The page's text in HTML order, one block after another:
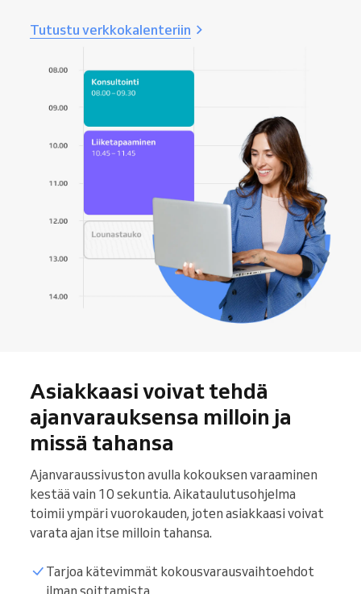
Tutustu verkkokalenteriin
Asiakkaasi voivat tehdä
ajanvarauksensa milloin ja
missä tahansa
Ajanvaraussivuston avulla kokouksen varaaminen
kestää vain 10 sekuntia. Aikataulutusohjelma
toimii ympäri vuorokauden, joten asiakkaasi voivat
varata ajan itse milloin tahansa.
Tarjoa kätevimmät kokousvarausvaihtoehdot
ilman soittamista